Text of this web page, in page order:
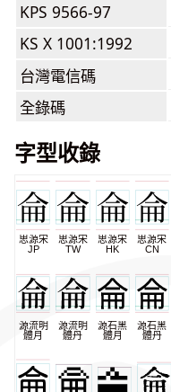
KPS 9566-97
KS X 1001:1992
台灣電信碼
全錄碼
字型收錄
思源宋
JP
思源宋
TW
思源宋
HK
思源宋
CN
源流明
體月
源流明
體丹
源石黑
體月
源石黑
體丹